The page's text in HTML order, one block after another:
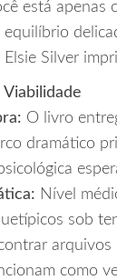
está apenas
Silver
Viabilidade
O livro
dramático
Nível
sob
arquivos
como